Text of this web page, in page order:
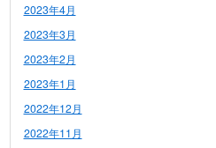
2023年4月
2023年3月
2023年2月
2023年1月
2022年12月
2022年11月